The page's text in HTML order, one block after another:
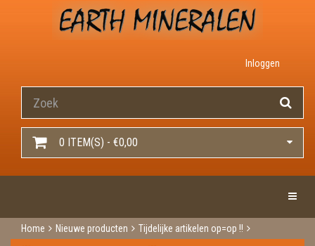
Inloggen
0 ITEM(S) - €0,00
Home Nieuwe producten
Tijdelijke artikelen op=op !!